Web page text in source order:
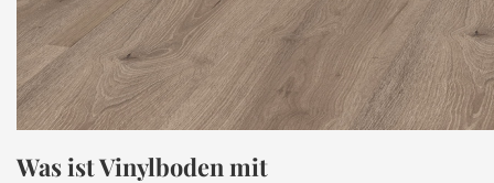
Was ist Vinylboden mit